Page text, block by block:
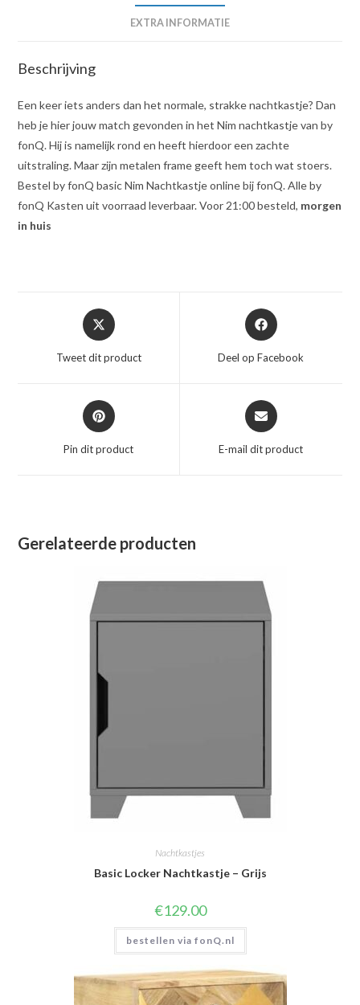
EXTRA INFORMATIE
Beschrijving
Een keer iets anders dan het normale, strakke nachtkastje? Dan
heb je hier jouw match gevonden in het Nim nachtkastje van by
fonQ. Hij is namelijk rond en heeft hierdoor een zachte
uitstraling. Maar zijn metalen frame geeft hem toch wat stoers.
Bestel by fonQ basic Nim Nachtkastje online bij fonQ. Alle by
fonQ Kasten uit voorraad leverbaar. Voor 21:00 besteld, morgen
in huis
Opent
in
nieuw
Tweet dit product
Opent
in
nieuw
Deel op Facebook
Opent
in
nieuw
Pin dit product
Opent
in
nieuw
E-mail dit product
Gerelateerde producten
Nachtkastjes
Basic Locker Nachtkastje – Grijs
€129.00
bestellen via fonQ.nl